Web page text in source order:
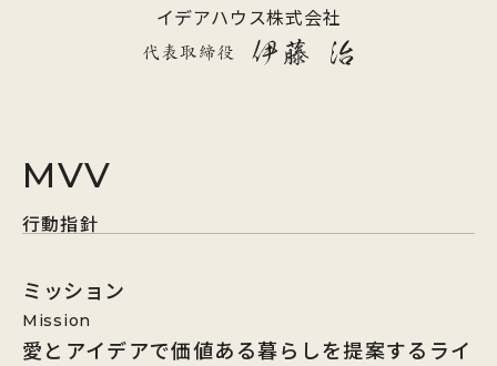
イデアハウス株式会社
MVV
行動指針
ミッション
Mission
愛とアイデアで価値ある暮らしを提案するライ